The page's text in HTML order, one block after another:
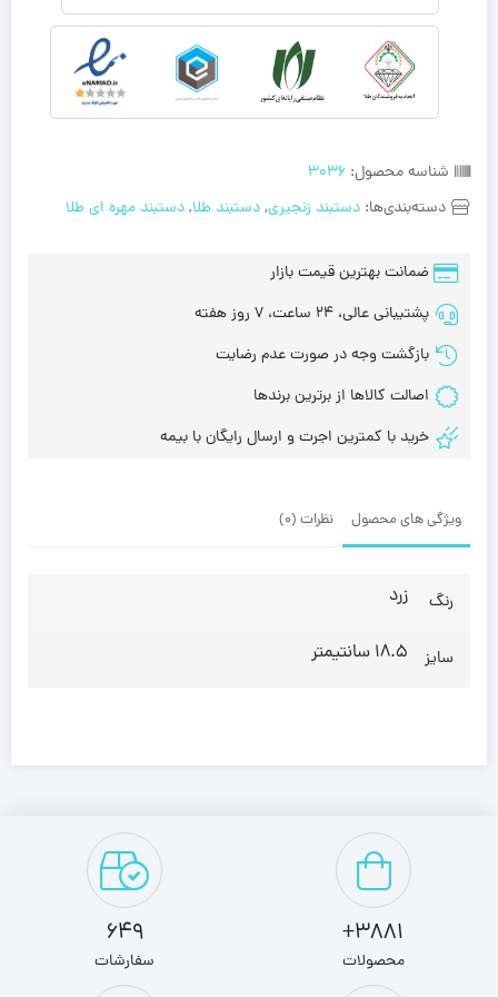
شناسه محصول: 3036
دسته‌بندی‌ها: دستبند زنجیری,دستبند طلا,دستبند مهره‌ ای طلا
ضمانت بهترین قیمت بازار
پشتیبانی عالی، 24 ساعت، 7 روز هفته
بازگشت وجه در صورت عدم رضایت
اصالت کالاها از برترین برندها
خرید با کمترین اجرت و ارسال رایگان با بیمه
ویژگی های محصول نظرات (0)
رنگ زرد
سایز 18.5 سانتیمتر
3881+
محصولات
649
سفارشات